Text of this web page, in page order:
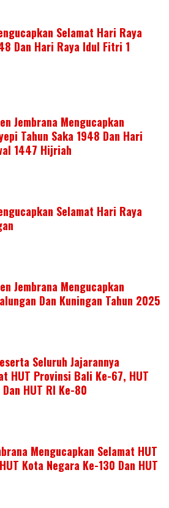
Selamat Hari Raya
Dan Hari Raya Idul Fitri 1
Jembrana Mengucapkan
Tahun Saka 1948 Dan Hari
1447 Hijriah
Selamat Hari Raya
Jembrana Mengucapkan
Dan Kuningan Tahun 2025
Seluruh Jajarannya
HUT Provinsi Bali Ke-67, HUT
HUT RI Ke-80
Mengucapkan Selamat HUT
Kota Negara Ke-130 Dan HUT